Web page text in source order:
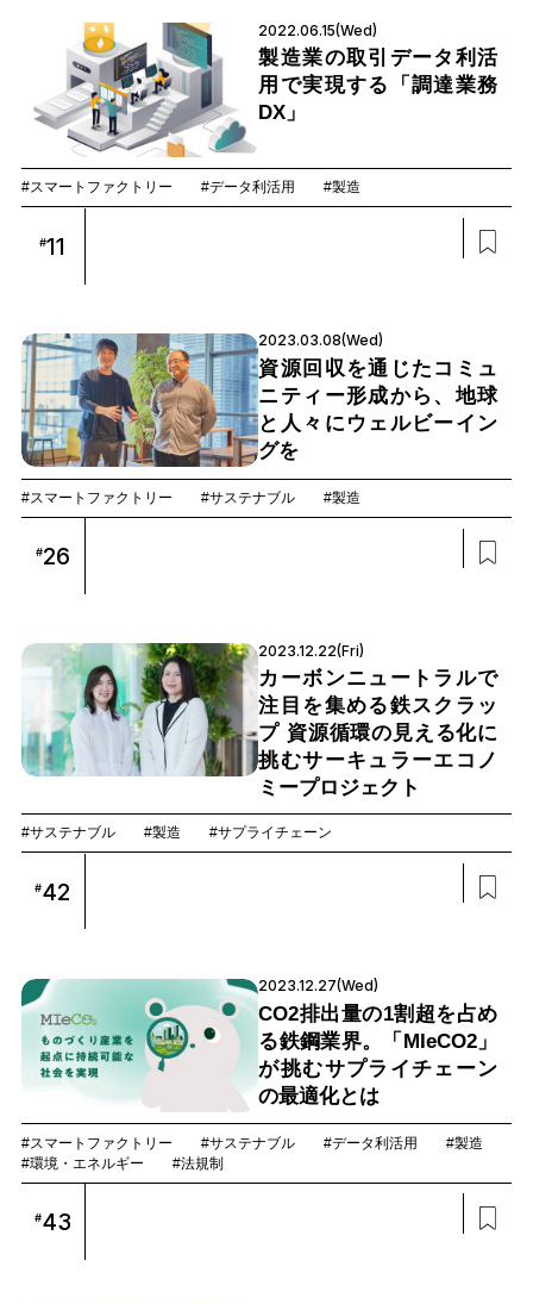
Foodtech# デジタルツイン 2022.06.15(Wed)
製造業の取引データ利活
用で実現する「調達業務
DX」
#スマートファクトリー #データ利活用 #製造
#11
2023.03.08(Wed)
資源回収を通じたコミュ
ニティー形成から、地球
と人々にウェルビーイン
グを
#スマートファクトリー #サステナブル #製造
#26
2023.12.22(Fri)
カーボンニュートラルで
注目を集める鉄スクラッ
プ 資源循環の見える化に
挑むサーキュラーエコノ
ミープロジェクト
#サステナブル #製造 #サプライチェーン
#42
2023.12.27(Wed)
CO2排出量の1割超を占め
る鉄鋼業界。「MIeCO2」
が挑むサプライチェーン
の最適化とは
#スマートファクトリー #サステナブル #データ利活用
#製造
#環境・エネルギー
#法規制
#43